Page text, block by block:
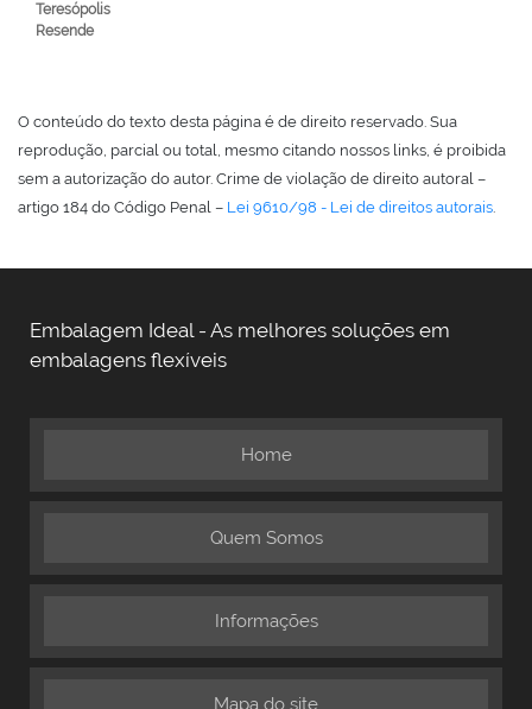
Teresópolis
Resende
O conteúdo do texto desta página é de direito reservado. Sua
reprodução, parcial ou total, mesmo citando nossos links, é proibida
sem a autorização do autor. Crime de violação de direito autoral –
artigo 184 do Código Penal – Lei 9610/98 - Lei de direitos autorais.
Embalagem Ideal - As melhores soluções em
embalagens flexíveis
Home
Quem Somos
Informações
Mapa do site